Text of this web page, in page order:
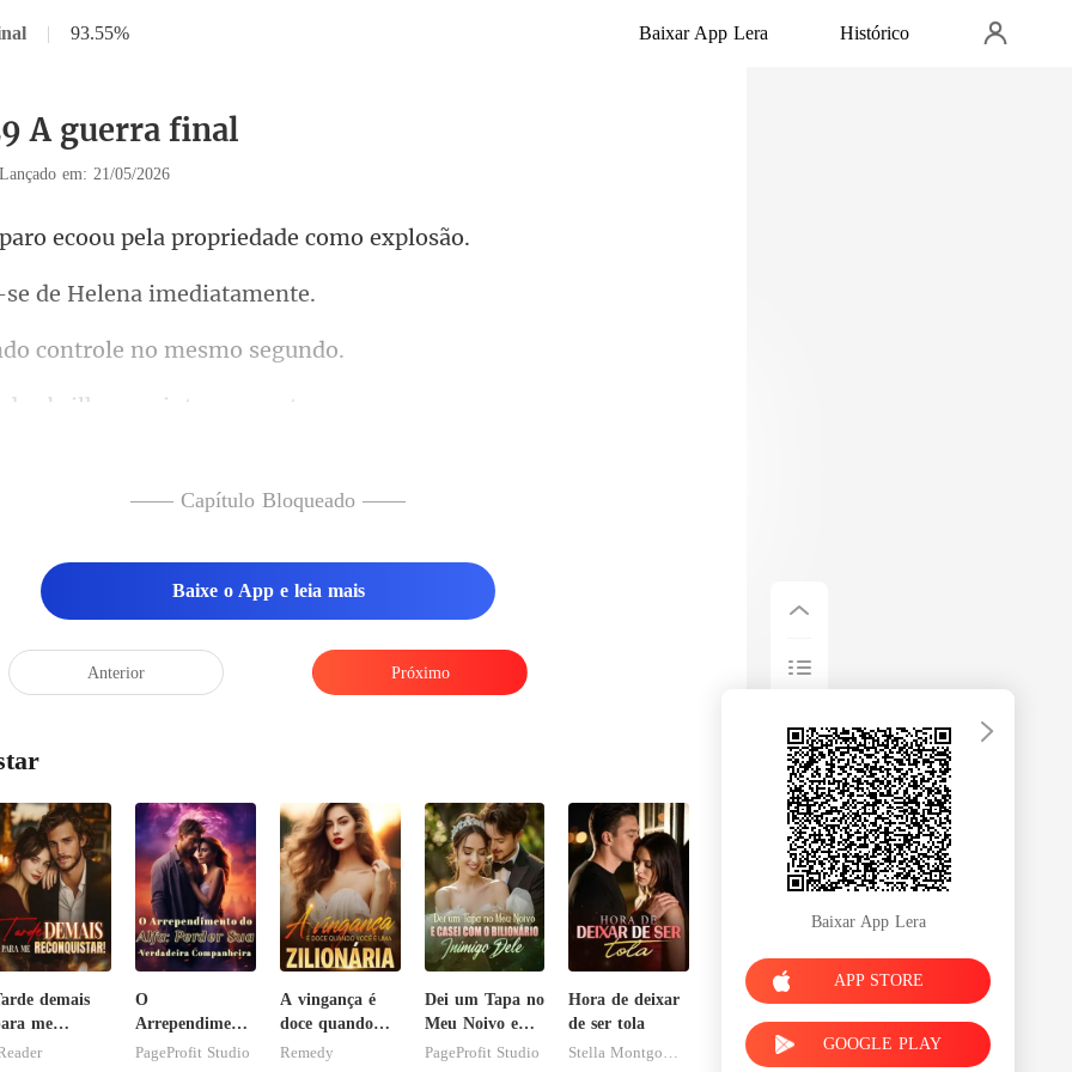
| 93.55% Baixar App Lera Histórico
A guerra final
Lançado em: 21/05/2026
ecoou pela propri
de Helena
do controle no
os brilhavam in
—— Capítulo Bloqueado ——
Baixe o App e leia mais
Anterior Próximo
demais
me
O
Arrependimento
do Alfa: Perder
PageProfit Studio
A vingança é
doce quando
você é uma
Remedy
Dei um Tapa no
Meu Noivo e
Casei com o
PageProfit Studio
Hora de deixar
de ser tola
Baixar App Lera
APP STORE
GOOGLE PLAY